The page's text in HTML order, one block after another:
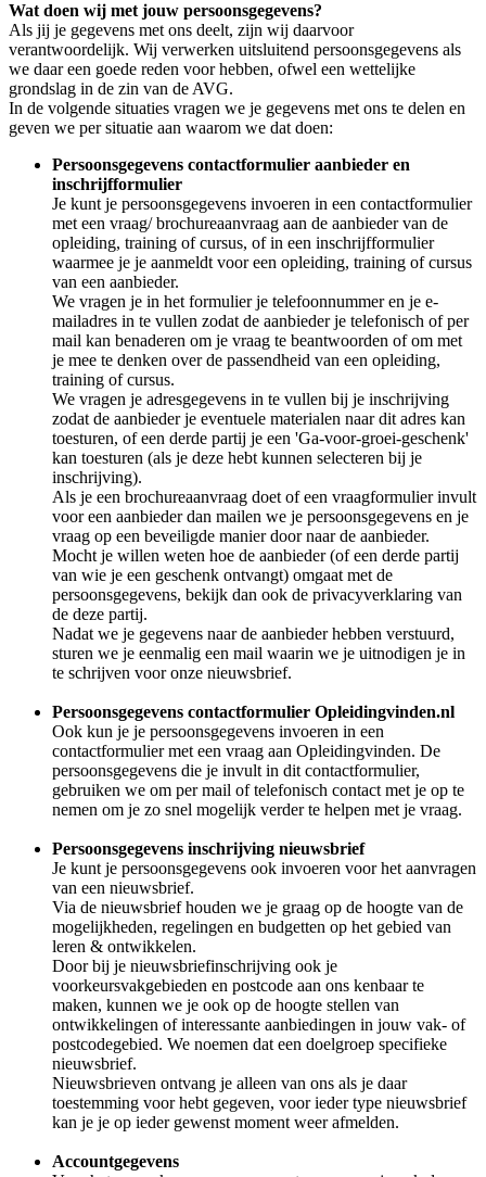
Wat doen wij met jouw persoonsgegevens?
Als jij je gegevens met ons deelt, zijn wij daarvoor
verantwoordelijk. Wij verwerken uitsluitend persoonsgegevens als
we daar een goede reden voor hebben, ofwel een wettelijke
grondslag in de zin van de AVG.
In de volgende situaties vragen we je gegevens met ons te delen en
geven we per situatie aan waarom we dat doen:
Persoonsgegevens contactformulier aanbieder en
inschrijfformulier
Je kunt je persoonsgegevens invoeren in een contactformulier
met een vraag/ brochureaanvraag aan de aanbieder van de
opleiding, training of cursus, of in een inschrijfformulier
waarmee je je aanmeldt voor een opleiding, training of cursus
van een aanbieder.
We vragen je in het formulier je telefoonnummer en je e-
mailadres in te vullen zodat de aanbieder je telefonisch of per
mail kan benaderen om je vraag te beantwoorden of om met
je mee te denken over de passendheid van een opleiding,
training of cursus.
We vragen je adresgegevens in te vullen bij je inschrijving
zodat de aanbieder je eventuele materialen naar dit adres kan
toesturen, of een derde partij je een 'Ga-voor-groei-geschenk'
kan toesturen (als je deze hebt kunnen selecteren bij je
inschrijving).
Als je een brochureaanvraag doet of een vraagformulier invult
voor een aanbieder dan mailen we je persoonsgegevens en je
vraag op een beveiligde manier door naar de aanbieder.
Mocht je willen weten hoe de aanbieder (of een derde partij
van wie je een geschenk ontvangt) omgaat met de
persoonsgegevens, bekijk dan ook de privacyverklaring van
de deze partij.
Nadat we je gegevens naar de aanbieder hebben verstuurd,
sturen we je eenmalig een mail waarin we je uitnodigen je in
te schrijven voor onze nieuwsbrief.
Persoonsgegevens contactformulier Opleidingvinden.nl
Ook kun je je persoonsgegevens invoeren in een
contactformulier met een vraag aan Opleidingvinden. De
persoonsgegevens die je invult in dit contactformulier,
gebruiken we om per mail of telefonisch contact met je op te
nemen om je zo snel mogelijk verder te helpen met je vraag.
Persoonsgegevens inschrijving nieuwsbrief
Je kunt je persoonsgegevens ook invoeren voor het aanvragen
van een nieuwsbrief.
Via de nieuwsbrief houden we je graag op de hoogte van de
mogelijkheden, regelingen en budgetten op het gebied van
leren & ontwikkelen.
Door bij je nieuwsbriefinschrijving ook je
voorkeursvakgebieden en postcode aan ons kenbaar te
maken, kunnen we je ook op de hoogte stellen van
ontwikkelingen of interessante aanbiedingen in jouw vak- of
postcodegebied. We noemen dat een doelgroep specifieke
nieuwsbrief.
Nieuwsbrieven ontvang je alleen van ons als je daar
toestemming voor hebt gegeven, voor ieder type nieuwsbrief
kan je je op ieder gewenst moment weer afmelden.
Accountgegevens